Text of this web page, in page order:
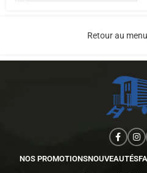
Retour au
NOS PROMOTIONSNOUVEAUTÉS